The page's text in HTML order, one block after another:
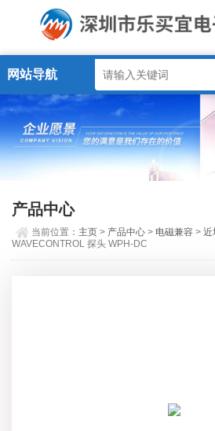
网站导航
产品中心
当前位置： 主页 > 产品中心 > 电磁兼容 >近
WAVECONTROL 探头 WPH-DC